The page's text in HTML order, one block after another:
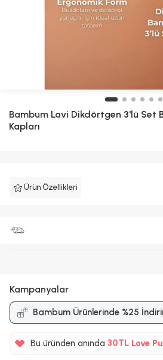
Bambum Lavi Dikdörtgen 3'lü Set
Kapları
Ürün Özellikleri
Kampanyalar
Bambum Ürünlerinde %25
Kampanyası
Bu üründen anında
%5
30TL
%5
Love